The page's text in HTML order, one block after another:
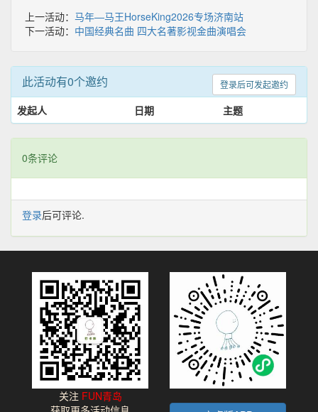
上一活动： 马年—马王HorseKing2026专场济南站
下一活动： 中国经典名曲 四大名著影视金曲演唱会
登录后可发起邀约
此活动有0个邀约
发起人 日期 主题
0条评论
登录后可评论.
关注 FUN青岛